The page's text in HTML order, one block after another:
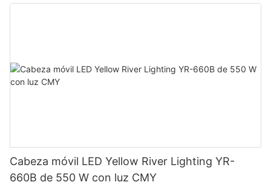
Cabeza móvil LED Yellow River Lighting YR-
660B de 550 W con luz CMY